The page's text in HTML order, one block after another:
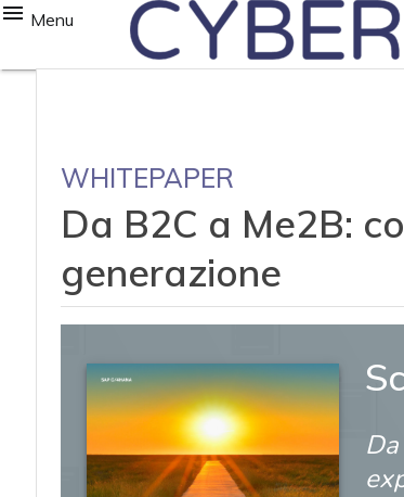
Menu
WHITEPAPER
Da B2C a Me2B:
generazione